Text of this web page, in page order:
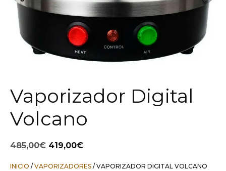
Vaporizador Digital
Volcano
485,00€
El
precio
original
419,00€
precio
actual
INICIO / VAPORIZADORES / VAPORIZADOR DIGITAL VOLCANO